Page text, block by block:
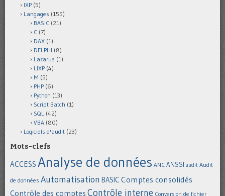
IXP (5)
Langages (155)
BASIC (21)
C (7)
DAX (1)
DELPHI (8)
Lazarus (1)
LIXP (4)
M (5)
PHP (6)
Python (13)
Script Batch (1)
SQL (42)
VBA (80)
Logiciels d'audit (23)
Mots-clefs
ACCESS Analyse de données ANC ANSSI audit Audit
de données Automatisation BASIC Comptes consolidés
Contrôle des comptes Contrôle interne Conversion de fichier